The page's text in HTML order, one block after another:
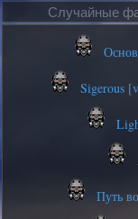
Случайные
Sigerous
Путь